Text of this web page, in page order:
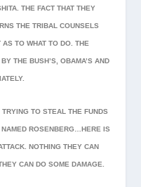
THE FACT THAT THEY
THE TRIBAL COUNSELS
TO WHAT TO DO. THE
THE BUSH’S, OBAMA’S AND
TO STEAL THE FUNDS
NAMED ROSENBERG…HERE IS
NOTHING THEY CAN
CAN DO SOME DAMAGE.